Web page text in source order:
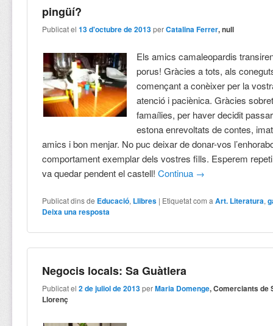
pingüí?
Publicat el13 d'octubre de 2013 perCatalina Ferrer, null
Els amics camaleopardis
porus! Gràcies a tots, als
començant a conèixer per la
atenció i paciènica. Gràcies
famaílies, per haver decidit
estona enrevoltats de contes,
amics i bon menjar. No puc deixar de donar-vos
comportament exemplar dels vostres fills. Esperem
va quedar pendent el castell!Continua →
Publicat dins de Educació, Llibres | Etiquetat com a Art. Literatura,
Deixa una resposta
Negocis locals: Sa Guàtlera
Publicat el2 de juliol de 2013 perMaria Domenge, Comerciants de
Llorenç